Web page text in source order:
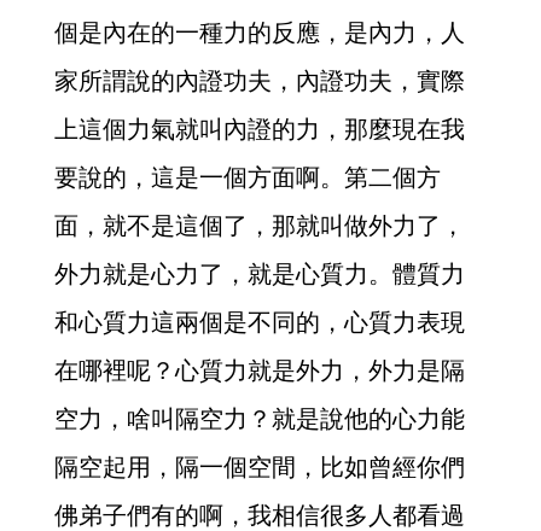
個是內在的一種力的反應，是內力，人
家所謂說的內證功夫，內證功夫，實際
上這個力氣就叫內證的力，那麼現在我
要說的，這是一個方面啊。第二個方
面，就不是這個了，那就叫做外力了，
外力就是心力了，就是心質力。體質力
和心質力這兩個是不同的，心質力表現
在哪裡呢？心質力就是外力，外力是隔
空力，啥叫隔空力？就是說他的心力能
隔空起用，隔一個空間，比如曾經你們
佛弟子們有的啊，我相信很多人都看過